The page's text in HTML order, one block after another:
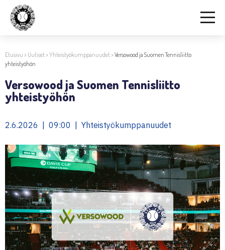
Etusivu > Uutiset>Yhteistyökumppanuudet>Versowood ja Suomen Tennisliitto
yhteistyöhön
Versowood ja Suomen Tennisliitto
yhteistyöhön
2.6.2026 | 09:00 | Yhteistyökumppanuudet